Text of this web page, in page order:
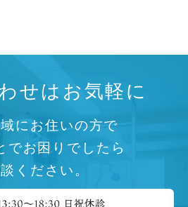
せはお気軽に
にお住いの方で
でお困りでしたら
ください。